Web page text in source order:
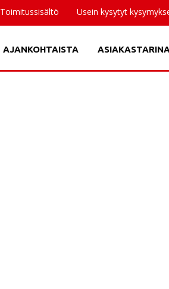
Toimitussisältö Usein kysytyt
AJANKOHTAISTA